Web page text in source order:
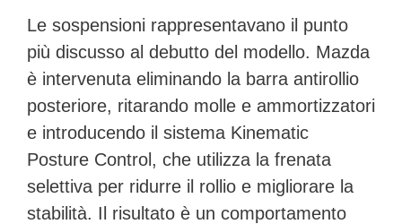
Le sospensioni rappresentavano il punto
più discusso al debutto del modello. Mazda
è intervenuta eliminando la barra antirollio
posteriore, ritarando molle e ammortizzatori
e introducendo il sistema Kinematic
Posture Control, che utilizza la frenata
selettiva per ridurre il rollio e migliorare la
stabilità. Il risultato è un comportamento